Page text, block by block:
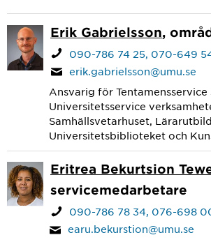
Erik Gabrielsson,
090-786 74 25 070-649
erik.gabrielsson@umu.se
Ansvarig för Tentamensservice
Universitetsservice
Samhällsvetarhuset,
Universitetsbiblioteket och
Eritrea Bekurtsion
servicemedarbetare
090-786 78 34 076-698
earu.bekurstion@umu.se